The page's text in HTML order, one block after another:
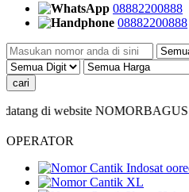
08882200888
08882200888
di website NOMORBAGUS -
OPERATOR